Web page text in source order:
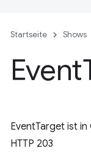
Startseite Shows
Event
EventTarget ist
HTTP 203